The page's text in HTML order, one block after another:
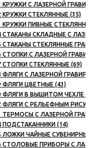
КРУЖКИ С ЛАЗЕРНОЙ
КРУЖКИ СТЕКЛЯННЫЕ (35)
КРУЖКИ ПИВНЫЕ СТЕКЛЯННЫЕ
СТАКАНЫ СКЛАДНЫЕ С
СТАКАНЫ СТЕКЛЯННЫЕ ГРАНЕНЫЕ
СТОПКИ С ЛАЗЕРНОЙ
СТОПКИ СТЕКЛЯННЫЕ (69)
ФЛЯГИ С ЛАЗЕРНОЙ
ФЛЯГИ ЦВЕТНЫЕ (43)
ФЛЯГИ В ВЫШИТОМ ЧЕХЛЕ (12)
ФЛЯГИ С РЕЛЬЕФНЫМ РИСУНКОМ
ТЕРМОСЫ С ЛАЗЕРНОЙ
ПОДСТАКАННИКИ (14)
ЛОЖКИ ЧАЙНЫЕ СУВЕНИРНЫЕ (10)
СТОЛОВЫЕ ПРИБОРЫ С